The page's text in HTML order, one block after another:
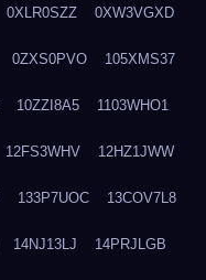
0XLR0SZZ 0XW3VGXD
0ZXS0PVO 105XMS37
10ZZI8A5 1103WHO1
12FS3WHV 12HZ1JWW
133P7UOC 13COV7L8
14NJ13LJ 14PRJLGB